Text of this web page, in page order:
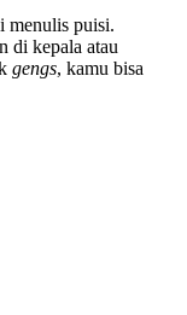
menulis puisi.
di kepala atau
gengs, kamu bisa